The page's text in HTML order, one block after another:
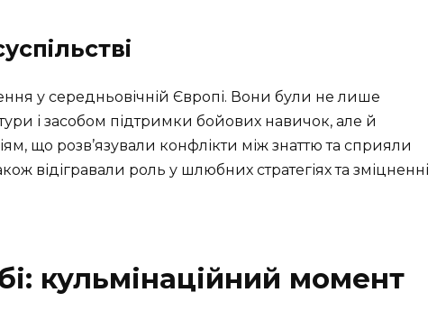
у середньовічній Європі. Вони були не лише
і засобом підтримки бойових навичок, але й
що розв’язували конфлікти між знаттю та сприяли
відігравали роль у шлюбних стратегіях та зміцненні
кульмінаційний момент